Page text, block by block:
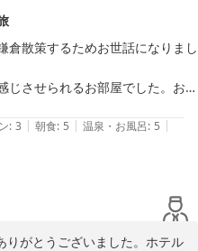
倉散策するためお世話になりまし
じさせられるお部屋でした。お茶
た。冷蔵庫には冷えたグラスと
温されているお湯などなど、至
ん美味しく、ちょうど良くお腹が
次回はぜひいただきたいと思い
: 3 | 朝食: 5 | 温泉・お風呂: 5 |
りがとうございました。ホテル